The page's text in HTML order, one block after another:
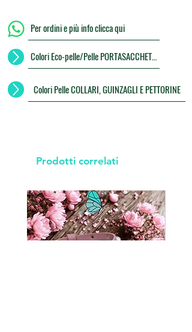
Per ordini e più info clicca qui
Colori Eco-pelle/Pelle PORTASACCHETTI
Colori Pelle COLLARI, GUINZAGLI E PETTORINE
Prodotti correlati